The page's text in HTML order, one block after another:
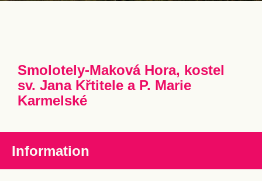
Smolotely-Maková Hora, kostel
sv. Jana Křtitele a P. Marie
Karmelské
Information